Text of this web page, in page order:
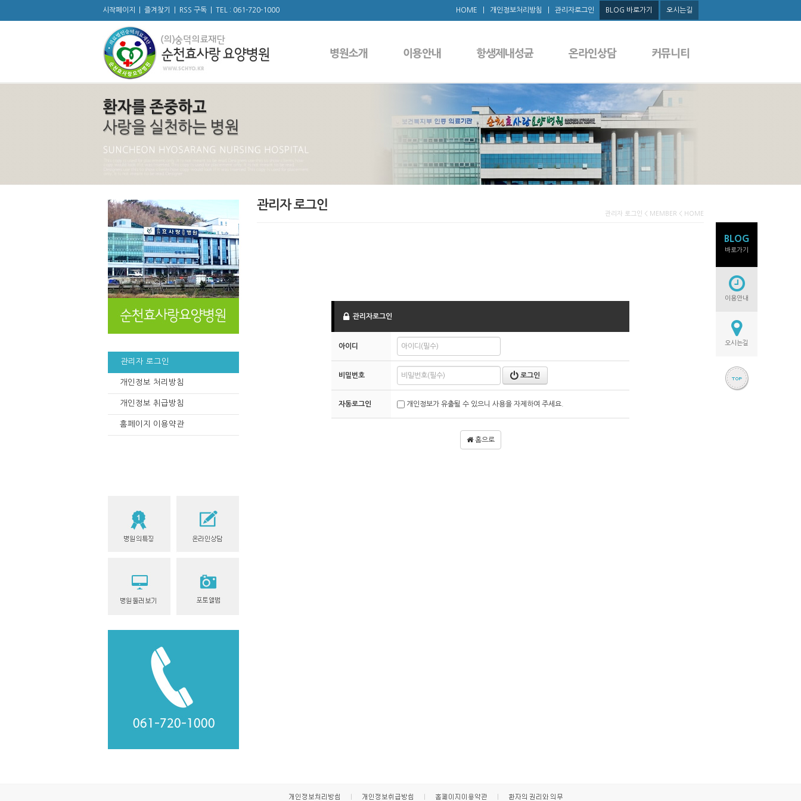
시작페이지 즐겨찾기 RSS 구독 TEL : 061-720-1000 HOME 개인정보처리방침 관리자로그인 BLOG 바로가기 오시는길
병원소개 이용안내 항생제내성균 온라인상담 커뮤니티
관리자 로그인
개인정보 처리방침
개인정보 취급방침
홈페이지 이용약관
관리자 로그인
관리자 로그인 < MEMBER < HOME
관리자로그인
아이디
비밀번호 로그인
자동로그인 개인정보가 유출될 수 있으니 사용을 자제하여 주세요.
홈으로
BLOG
바로가기
이용안내
오시는길